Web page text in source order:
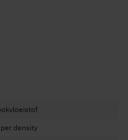
vloeistof. Deze
van een nóg beter en langer
density